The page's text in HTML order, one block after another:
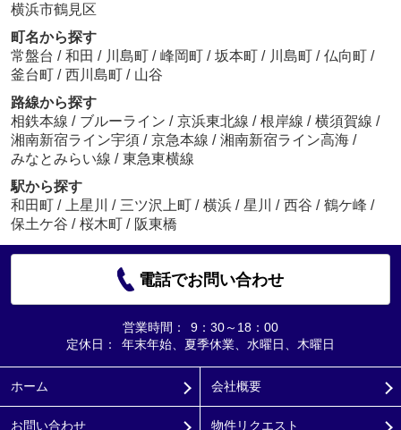
横浜市鶴見区
町名から探す
常盤台 / 和田 / 川島町 / 峰岡町 / 坂本町 / 川島町 / 仏向町 /
釜台町 / 西川島町 / 山谷
路線から探す
相鉄本線 / ブルーライン / 京浜東北線 / 根岸線 / 横須賀線 /
湘南新宿ライン宇須 / 京急本線 / 湘南新宿ライン高海 /
みなとみらい線 / 東急東横線
駅から探す
和田町 / 上星川 / 三ツ沢上町 / 横浜 / 星川 / 西谷 / 鶴ケ峰 /
保土ケ谷 / 桜木町 / 阪東橋
電話でお問い合わせ
営業時間：
9：30～18：00
定休日：
年末年始、夏季休業、水曜日、木曜日
ホーム 会社概要
お問い合わせ 物件リクエスト